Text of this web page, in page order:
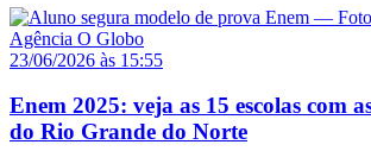
23/06/2026 às 15:55
Enem 2025: veja as 15 escolas com
do Rio Grande do Norte